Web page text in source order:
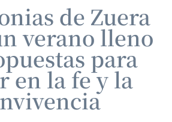
de Zuera
verano lleno
para
en la fe y la